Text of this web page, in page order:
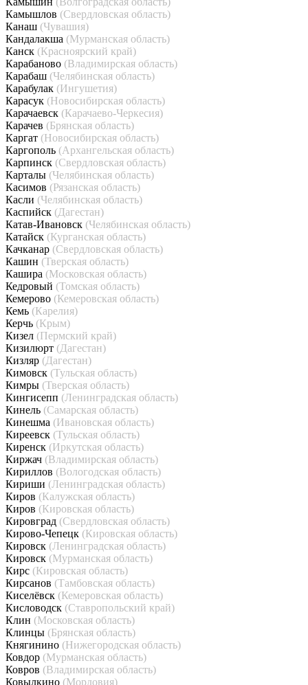
Камышлов (Свердловская область)
Канаш (Чувашия)
Кандалакша (Мурманская область)
Канск (Красноярский край)
Карабаново (Владимирская область)
Карабаш (Челябинская область)
Карабулак (Ингушетия)
Карасук (Новосибирская область)
Карачаевск (Карачаево-Черкесия)
Карачев (Брянская область)
Каргат (Новосибирская область)
Каргополь (Архангельская область)
Карпинск (Свердловская область)
Карталы (Челябинская область)
Касимов (Рязанская область)
Касли (Челябинская область)
Каспийск (Дагестан)
Катав-Ивановск (Челябинская область)
Катайск (Курганская область)
Качканар (Свердловская область)
Кашин (Тверская область)
Кашира (Московская область)
Кедровый (Томская область)
Кемерово (Кемеровская область)
Кемь (Карелия)
Керчь (Крым)
Кизел (Пермский край)
Кизилюрт (Дагестан)
Кизляр (Дагестан)
Кимовск (Тульская область)
Кимры (Тверская область)
Кингисепп (Ленинградская область)
Кинель (Самарская область)
Кинешма (Ивановская область)
Киреевск (Тульская область)
Киренск (Иркутская область)
Киржач (Владимирская область)
Кириллов (Вологодская область)
Кириши (Ленинградская область)
Киров (Калужская область)
Киров (Кировская область)
Кировград (Свердловская область)
Кирово-Чепецк (Кировская область)
Кировск (Ленинградская область)
Кировск (Мурманская область)
Кирс (Кировская область)
Кирсанов (Тамбовская область)
Киселёвск (Кемеровская область)
Кисловодск (Ставропольский край)
Клин (Московская область)
Клинцы (Брянская область)
Княгинино (Нижегородская область)
Ковдор (Мурманская область)
Ковров (Владимирская область)
Ковылкино (Мордовия)